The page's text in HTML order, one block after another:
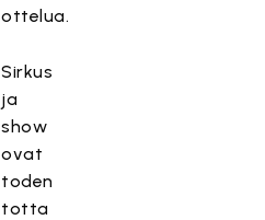
ottelua.
Sirkus
ja
show
ovat
toden
totta